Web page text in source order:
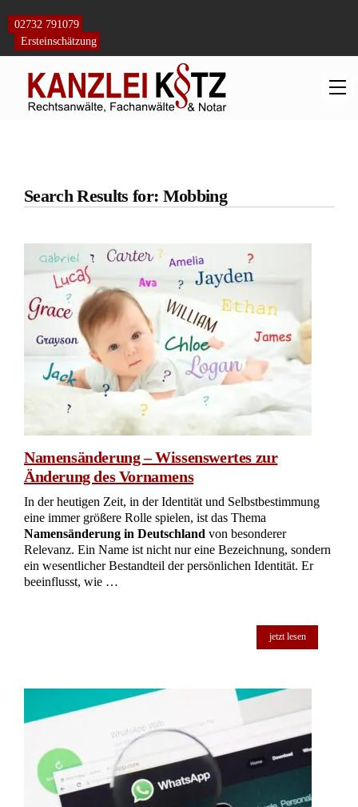
content
02732 791079
Ersteinschätzung
Search Results for: Mobbing
Namensänderung – Wissenswertes zur
Änderung des Vornamens
In der heutigen Zeit, in der Identität und Selbstbestimmung
eine immer größere Rolle spielen, ist das Thema
Namensänderung in Deutschland von besonderer
Relevanz. Ein Name ist nicht nur eine Bezeichnung, sondern
ein wesentlicher Bestandteil der persönlichen Identität. Er
beeinflusst, wie …
jetzt lesen